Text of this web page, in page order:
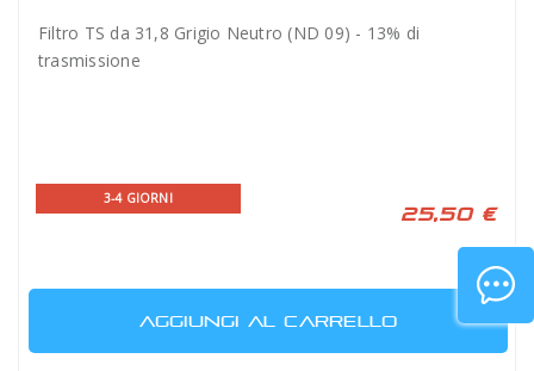
Filtro TS da 31,8 Grigio Neutro (ND 09) - 13% di
trasmissione
3-4 GIORNI
25,50 €
AGGIUNGI AL CARRELLO